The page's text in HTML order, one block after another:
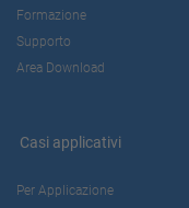
Formazione
Supporto
Area Download
Casi applicativi
Per Applicazione